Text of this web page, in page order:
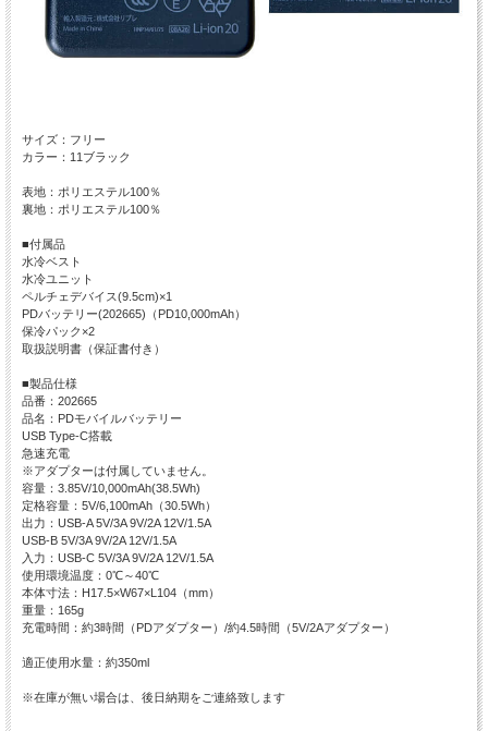
サイズ：フリー
カラー：11ブラック
表地：ポリエステル100％
裏地：ポリエステル100％
■付属品
水冷ベスト
水冷ユニット
ペルチェデバイス(9.5cm)×1
PDバッテリー(202665)（PD10,000mAh）
保冷パック×2
取扱説明書（保証書付き）
■製品仕様
品番：202665
品名：PDモバイルバッテリー
USB Type-C搭載
急速充電
※アダプターは付属していません。
容量：3.85V/10,000mAh(38.5Wh)
定格容量：5V/6,100mAh（30.5Wh）
出力：USB-A 5V/3A 9V/2A 12V/1.5A
USB-B 5V/3A 9V/2A 12V/1.5A
入力：USB-C 5V/3A 9V/2A 12V/1.5A
使用環境温度：0℃～40℃
本体寸法：H17.5×W67×L104（mm）
重量：165g
充電時間：約3時間（PDアダプター）/約4.5時間（5V/2Aアダプター）
適正使用水量：約350ml
※在庫が無い場合は、後日納期をご連絡致します